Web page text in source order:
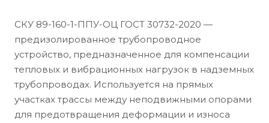
СКУ 89-160-1-ППУ-ОЦ ГОСТ 30732-2020 —
предизолированное трубопроводное
устройство, предназначенное для компенсации
тепловых и вибрационных нагрузок в надземных
трубопроводах. Используется на прямых
участках трассы между неподвижными опорами
для предотвращения деформации и износа